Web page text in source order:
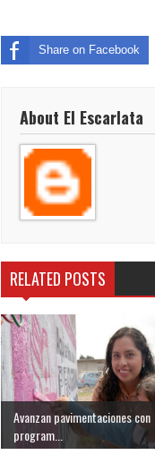
Share on Facebook
About El Escarlata
RELATED POSTS
Avanzan pavimentaciones con
program...